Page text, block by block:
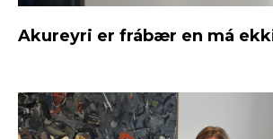
Akureyri er frábær en má